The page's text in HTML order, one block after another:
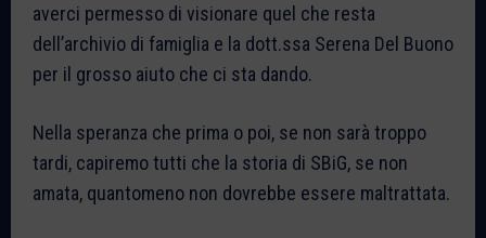
averci permesso di visionare quel che resta
dell’archivio di famiglia e la dott.ssa Serena Del Buono
per il grosso aiuto che ci sta dando.
Nella speranza che prima o poi, se non sarà troppo
tardi, capiremo tutti che la storia di SBiG, se non
amata, quantomeno non dovrebbe essere maltrattata.